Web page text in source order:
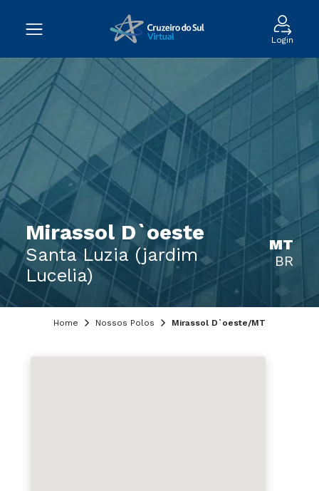
Login
Mirassol D`oeste
Santa Luzia (jardim
Lucelia)
MT
BR
Home Nossos Polos Mirassol D`oeste/MT